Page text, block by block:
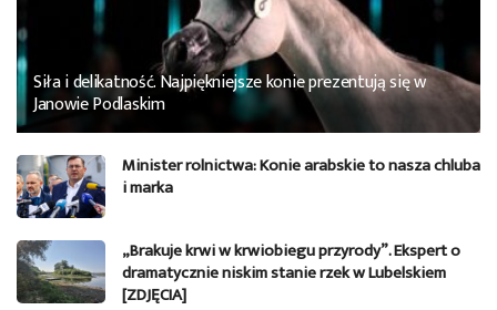
Siła i delikatność. Najpiękniejsze konie prezentują się w
Janowie Podlaskim
Minister rolnictwa: Konie arabskie to nasza chluba
i marka
„Brakuje krwi w krwiobiegu przyrody”. Ekspert o
dramatycznie niskim stanie rzek w Lubelskiem
[ZDJĘCIA]